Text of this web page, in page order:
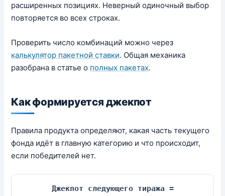
расширенных позициях. Неверный одиночный выбор
повторяется во всех строках.
Проверить число комбинаций можно через
калькулятор пакетной ставки. Общая механика
разобрана в статье о полных пакетах.
Как формируется джекпот
Правила продукта определяют, какая часть текущего
фонда идёт в главную категорию и что происходит,
если победителей нет.
Джекпот следующего тиража =